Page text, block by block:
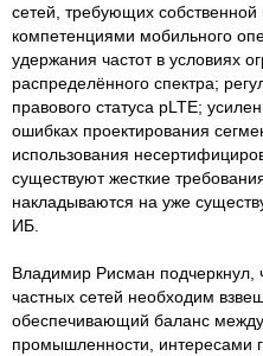
сетей, требующих
компетенциями мобильного
удержания частот в условиях
распределённого спектра;
правового статуса pLTE;
ошибках проектирования
использования
существуют жесткие
накладываются на уже
ИБ.
Владимир Рисман подчеркнул,
частных сетей необходим
обеспечивающий баланс
промышленности, интересами